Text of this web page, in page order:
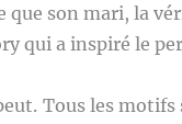
que son mari, la
qui a inspiré le
Tous les